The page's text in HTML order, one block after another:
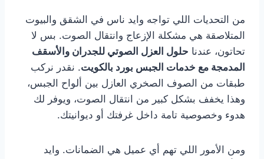
من التحديات اللي تواجه وايد ناس في الشقق والبيوت
المتلاصقة هي مشكلة الإزعاج وانتقال الصوت. بس لا
تحاتون، عندنا حلول العزل الصوتي للجدران والأسقف
المدمجة مع خدمات الجبس بورد بالكويت. نقدر نركب
طبقات من الصوف الصخري العازل بين ألواح الجبس،
وهذا يخفف بشكل كبير من انتقال الصوت، ويوفر لك
هدوء وخصوصية تامة داخل غرفتك أو ديوانيتك.
ومن الأمور اللي تهم أي عميل هي الضمانات. وايد